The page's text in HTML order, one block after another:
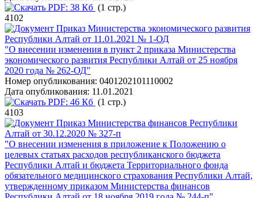
PDF: 38 Кб (1 стр.)
4102
Приказ Министерства экономического развития
Республики Алтай от 11.01.2021 № 1-ОД
"О внесении изменения в пункт 2 приказа Министерства
экономического развития Республики Алтай от 25 ноября
2020 года № 262-ОД"
Номер опубликования: 0401202101110002
Дата опубликования: 11.01.2021
PDF: 46 Кб (1 стр.)
4103
Приказ Министерства финансов Республики
Алтай от 30.12.2020 № 327-п
"О внесении изменения в приложение к Положению о
целевых статьях расходов республиканского бюджета
Республики Алтай и бюджета Территориального фонда
обязательного медицинского страхования Республики Алтай,
утвержденному приказом Министерства финансов